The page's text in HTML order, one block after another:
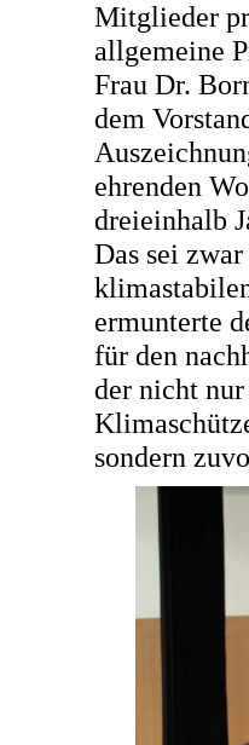
Mitglieder
allgemeine
Frau Dr.
dem
ehrenden
dreieinhalb
Das sei
ermunterte
für den
der nicht nur
sondern